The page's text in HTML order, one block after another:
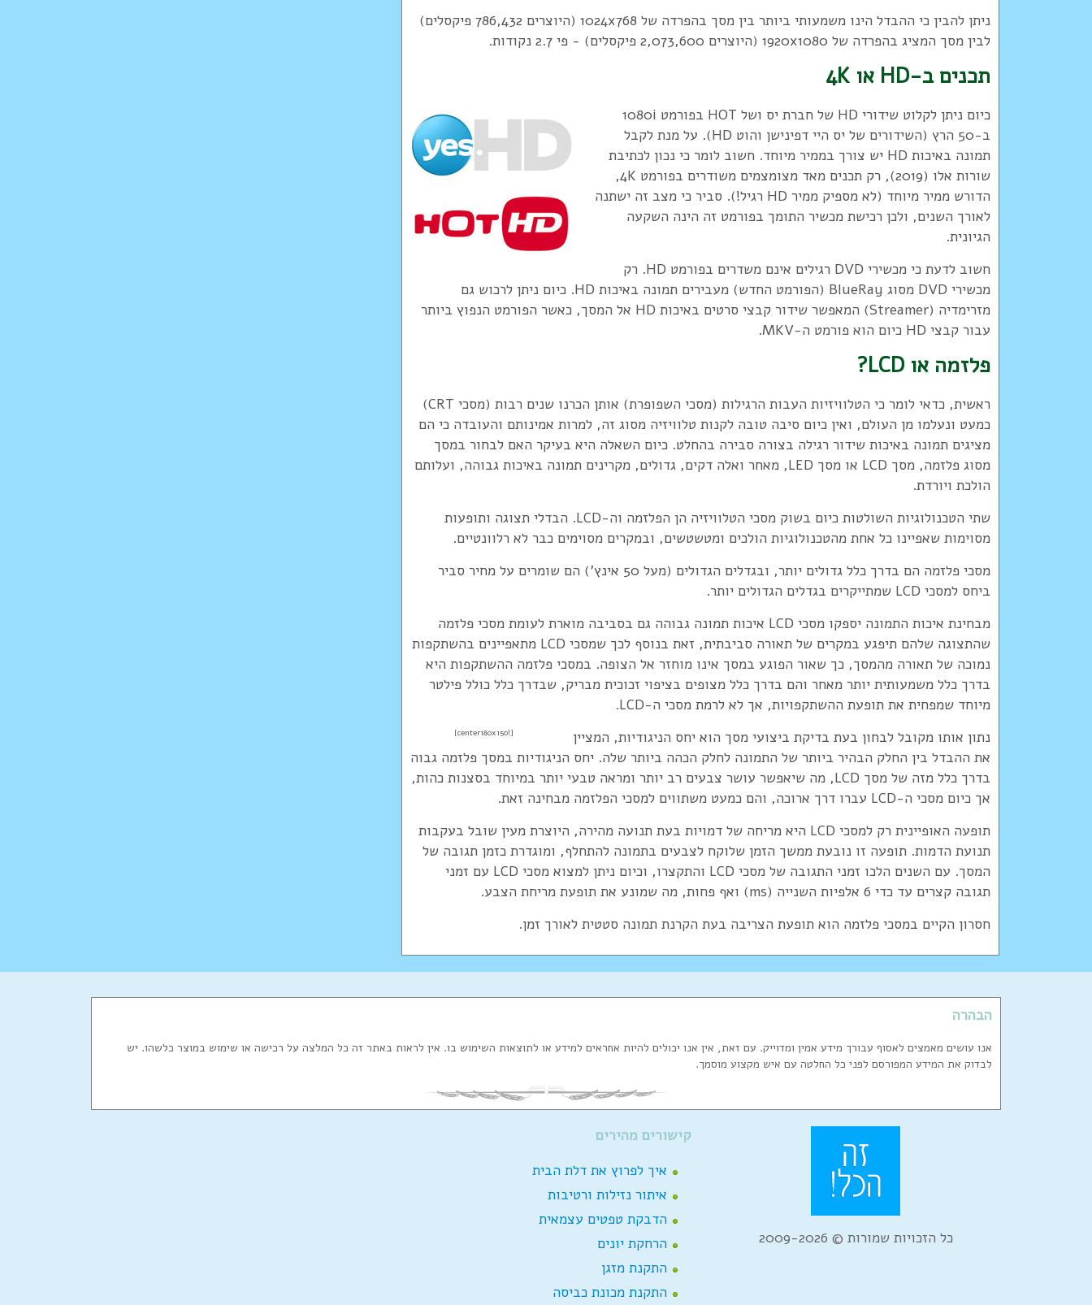
ניתן להבין כי ההבדל הינו משמעותי ביותר בין מסך בהפרדה של 1024x768 (היוצרים 786,432 פיקסלים)
לבין מסך המציג בהפרדה של 1920x1080 (היוצרים 2,073,600 פיקסלים) - פי 2.7 נקודות.
תכנים ב-HD או 4K
כיום ניתן לקלוט שידורי HD של חברת יס ושל HOT בפורמט 1080i
ב-50 הרץ (השידורים של יס היי דפינישן והוט HD). על מנת לקבל
תמונה באיכות HD יש צורך בממיר מיוחד. חשוב לומר כי נכון לכתיבת
שורות אלו (2019), רק תכנים מאד מצומצמים משודרים בפורמט 4K,
הדורש ממיר מיוחד (לא מספיק ממיר HD רגיל!). סביר כי מצב זה ישתנה
לאורך השנים, ולכן רכישת מכשיר התומך בפורמט זה הינה השקעה
הגיונית.
חשוב לדעת כי מכשירי DVD רגילים אינם משדרים בפורמט HD. רק
מכשירי DVD מסוג BlueRay (הפורמט החדש) מעבירים תמונה באיכות HD. כיום ניתן לרכוש גם
מזרימדיה (Streamer) המאפשר שידור קבצי סרטים באיכות HD אל המסך, כאשר הפורמט הנפוץ ביותר
עבור קבצי HD כיום הוא פורמט ה-MKV.
פלזמה או LCD?
ראשית, כדאי לומר כי הטלוויזיות העבות הרגילות (מסכי השפופרת) אותן הכרנו שנים רבות (מסכי CRT)
כמעט ונעלמו מן העולם, ואין כיום סיבה טובה לקנות טלוויזיה מסוג זה, למרות אמינותם והעובדה כי הם
מציגים תמונה באיכות שידור רגילה בצורה סבירה בהחלט. כיום השאלה היא בעיקר האם לבחור במסך
מסוג פלזמה, מסך LCD או מסך LED, מאחר ואלה דקים, גדולים, מקרינים תמונה באיכות גבוהה, ועלותם
הולכת ויורדת.
שתי הטכנולוגיות השולטות כיום בשוק מסכי הטלוויזיה הן הפלזמה וה-LCD. הבדלי תצוגה ותופעות
מסוימות שאפיינו כל אחת מהטכנולוגיות הולכים ומטשטשים, ובמקרים מסוימים כבר לא רלוונטיים.
מסכי פלזמה הם בדרך כלל גדולים יותר, ובגדלים הגדולים (מעל 50 אינץ') הם שומרים על מחיר סביר
ביחס למסכי LCD שמתייקרים בגדלים הגדולים יותר.
מבחינת איכות התמונה יספקו מסכי LCD איכות תמונה גבוהה גם בסביבה מוארת לעומת מסכי פלזמה
שהתצוגה שלהם תיפגע במקרים של תאורה סביבתית, זאת בנוסף לכך שמסכי LCD מתאפיינים בהשתקפות
נמוכה של תאורה מהמסך, כך שאור הפוגע במסך אינו מוחזר אל הצופה. במסכי פלזמה ההשתקפות היא
בדרך כלל משמעותית יותר מאחר והם בדרך כלל מצופים בציפוי זכוכית מבריק, שבדרך כלל כולל פילטר
מיוחד שמפחית את תופעת ההשתקפויות, אך לא לרמת מסכי ה-LCD.
[!center180x150]
נתון אותו מקובל לבחון בעת בדיקת ביצועי מסך הוא יחס הניגודיות, המציין
את ההבדל בין החלק הבהיר ביותר של התמונה לחלק הכהה ביותר שלה. יחס הניגודיות במסך פלזמה גבוה
בדרך כלל מזה של מסך LCD, מה שיאפשר עושר צבעים רב יותר ומראה טבעי יותר במיוחד בסצנות כהות,
אך כיום מסכי ה-LCD עברו דרך ארוכה, והם כמעט משתווים למסכי הפלזמה מבחינה זאת.
תופעה האופיינית רק למסכי LCD היא מריחה של דמויות בעת תנועה מהירה, היוצרת מעין שובל בעקבות
תנועת הדמות. תופעה זו נובעת ממשך הזמן שלוקח לצבעים בתמונה להתחלף, ומוגדרת כזמן תגובה של
המסך. עם השנים הלכו זמני התגובה של מסכי LCD והתקצרו, וכיום ניתן למצוא מסכי LCD עם זמני
תגובה קצרים עד כדי 6 אלפיות השנייה (ms) ואף פחות, מה שמונע את תופעת מריחת הצבע.
חסרון הקיים במסכי פלזמה הוא תופעת הצריבה בעת הקרנת תמונה סטטית לאורך זמן.
הבהרה
אנו עושים מאמצים לאסוף עבורך מידע אמין ומדוייק. עם זאת, אין אנו יכולים להיות אחראים למידע או לתוצאות השימוש בו. אין לראות באתר זה כל המלצה על רכישה או שימוש במוצר כלשהו. יש
לבדוק את המידע המפורסם לפני כל החלטה עם איש מקצוע מוסמך.
כל הזכויות שמורות © 2009-2026
קישורים מהירים
איך לפרוץ את דלת הבית
איתור נזילות ורטיבות
הדבקת טפטים עצמאית
הרחקת יונים
התקנת מזגן
התקנת מכונת כביסה